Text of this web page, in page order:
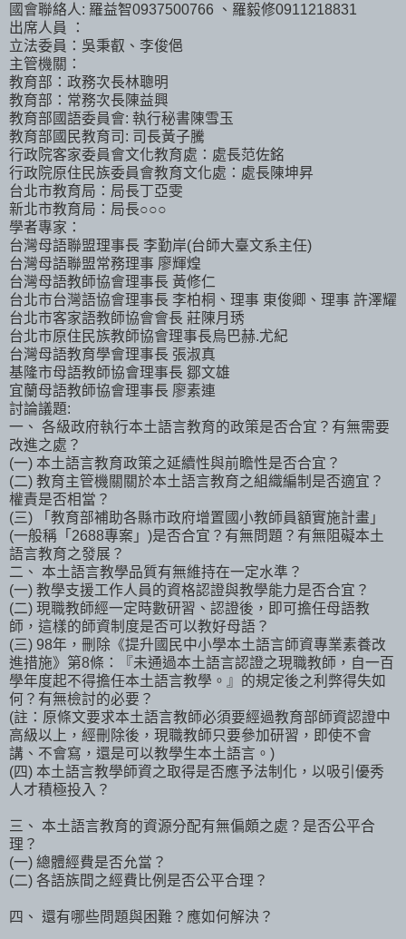
國會聯絡人: 羅益智0937500766 、羅毅修0911218831
出席人員 ：
立法委員：吳秉叡、李俊俋
主管機關：
教育部：政務次長林聰明
教育部：常務次長陳益興
教育部國語委員會: 執行秘書陳雪玉
教育部國民教育司: 司長黃子騰
行政院客家委員會文化教育處：處長范佐銘
行政院原住民族委員會教育文化處：處長陳坤昇
台北市教育局：局長丁亞雯
新北市教育局：局長○○○
學者專家：
台灣母語聯盟理事長 李勤岸(台師大臺文系主任)
台灣母語聯盟常務理事 廖輝煌
台灣母語教師協會理事長 黃修仁
台北市台灣語協會理事長 李柏桐、理事 東俊卿、理事 許澤耀
台北市客家語教師協會會長 莊陳月琇
台北市原住民族教師協會理事長烏巴赫.尤紀
台灣母語教育學會理事長 張淑真
基隆市母語教師協會理事長 鄒文雄
宜蘭母語教師協會理事長 廖素連
討論議題:
一、 各級政府執行本土語言教育的政策是否合宜？有無需要
改進之處？
(一) 本土語言教育政策之延續性與前瞻性是否合宜？
(二) 教育主管機關關於本土語言教育之組織編制是否適宜？
權責是否相當？
(三) 「教育部補助各縣市政府增置國小教師員額實施計畫」
(一般稱「2688專案」)是否合宜？有無問題？有無阻礙本土
語言教育之發展？
二、 本土語言教學品質有無維持在一定水準？
(一) 教學支援工作人員的資格認證與教學能力是否合宜？
(二) 現職教師經一定時數研習、認證後，即可擔任母語教
師，這樣的師資制度是否可以教好母語？
(三) 98年，刪除《提升國民中小學本土語言師資專業素養改
進措施》第8條：『未通過本土語言認證之現職教師，自一百
學年度起不得擔任本土語言教學。』的規定後之利弊得失如
何？有無檢討的必要？
(註：原條文要求本土語言教師必須要經過教育部師資認證中
高級以上，經刪除後，現職教師只要參加研習，即使不會
講、不會寫，還是可以教學生本土語言。)
(四) 本土語言教學師資之取得是否應予法制化，以吸引優秀
人才積極投入？
三、 本土語言教育的資源分配有無偏頗之處？是否公平合
理？
(一) 總體經費是否允當？
(二) 各語族間之經費比例是否公平合理？
四、 還有哪些問題與困難？應如何解決？